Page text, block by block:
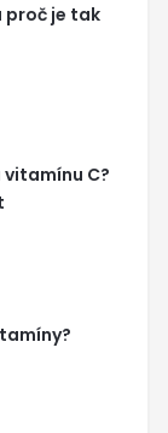
proč je tak
C?